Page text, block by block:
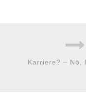
Karriere? – Nö,